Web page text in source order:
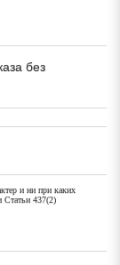
без
и ни при каких
Статьи 437(2)